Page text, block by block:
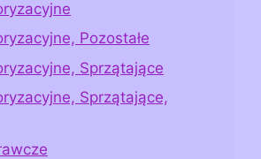
Pozostałe
Sprzątające
Sprzątające,